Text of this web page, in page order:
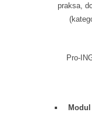
praksa,
Pro-
Modul